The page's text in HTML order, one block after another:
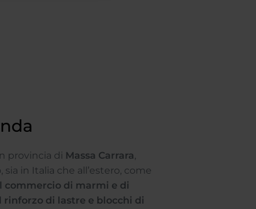
provincia di Massa Carrara,
in Italia che all’estero, come
commercio di marmi e di
di lastre e blocchi di